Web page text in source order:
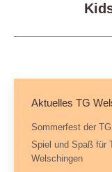
Aktuelles TG
Sommerfest der
Spiel und Spaß für
Welschingen